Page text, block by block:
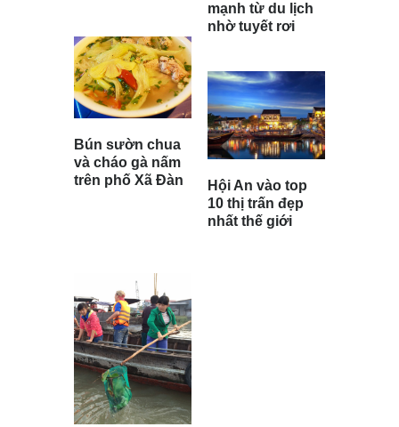
Bún sườn chua
và cháo gà nấm
trên phố Xã Đàn
mạnh từ du lịch
nhờ tuyết rơi
Hội An vào top
10 thị trấn đẹp
nhất thế giới